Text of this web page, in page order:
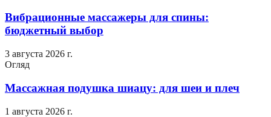
Вибрационные массажеры для спины:
бюджетный выбор
3 августа 2026 г.
Огляд
Массажная подушка шиацу: для шеи и плеч
1 августа 2026 г.